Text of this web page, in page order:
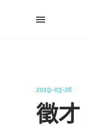
2019-03-28
徵才